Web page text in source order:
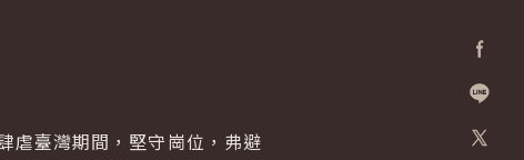
加入好
虐臺灣期間，堅守崗位，弗避